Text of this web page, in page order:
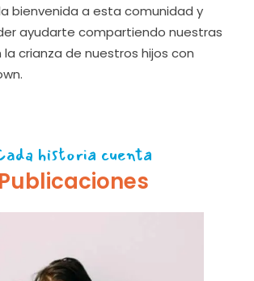
bienvenida a esta comunidad y
ayudarte compartiendo nuestras
crianza de nuestros hijos con
historia cuenta
Publicaciones